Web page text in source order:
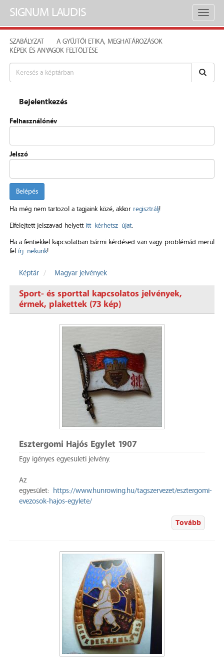
Toggle
SIGNUM LAUDIS
SZABÁLYZAT
A GYŰJTŐI ETIKA, MEGHATÁROZÁSOK
KÉPEK ÉS ANYAGOK FELTÖLTÉSE
Bejelentkezés
Felhasználónév
Jelszó
Belépés
Ha még nem tartozol a tagjaink közé, akkor regisztrálj!
Elfelejtett jelszavad helyett itt kérhetsz újat.
Ha a fentiekkel kapcsolatban bármi kérdésed van vagy problémád merül
fel írj nekünk!
Képtár Magyar jelvények
Sport- és sporttal kapcsolatos jelvények,
érmek, plakettek (73 kép)
Esztergomi Hajós Egylet 1907
Egy igényes egyesületi jelvény.
Az
egyesület:
https://www.hunrowing.hu/tagszervezet/esztergomi-
evezosok-hajos-egylete/
Tovább